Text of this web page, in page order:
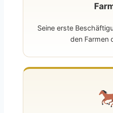
Seine erste
den Farmen